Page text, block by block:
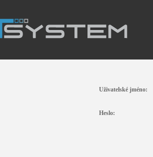
Uživatelské jméno:
Heslo: